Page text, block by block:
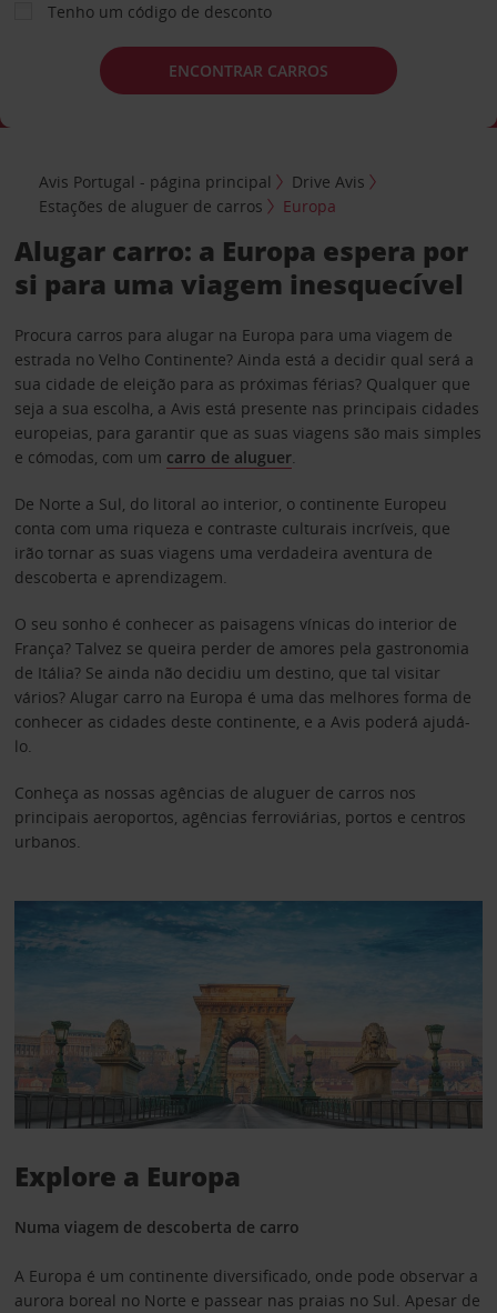
Tenho um código de desconto
ENCONTRAR CARROS
Avis Portugal - página principal
Drive Avis
Estações de aluguer de carros
Europa
Alugar carro: a Europa espera por
si para uma viagem inesquecível
Procura carros para alugar na Europa para uma viagem de
estrada no Velho Continente? Ainda está a decidir qual será a
sua cidade de eleição para as próximas férias? Qualquer que
seja a sua escolha, a Avis está presente nas principais cidades
europeias, para garantir que as suas viagens são mais simples
e cómodas, com um carro de aluguer.
De Norte a Sul, do litoral ao interior, o continente Europeu
conta com uma riqueza e contraste culturais incríveis, que
irão tornar as suas viagens uma verdadeira aventura de
descoberta e aprendizagem.
O seu sonho é conhecer as paisagens vínicas do interior de
França? Talvez se queira perder de amores pela gastronomia
de Itália? Se ainda não decidiu um destino, que tal visitar
vários? Alugar carro na Europa é uma das melhores forma de
conhecer as cidades deste continente, e a Avis poderá ajudá-
lo.
Conheça as nossas agências de aluguer de carros nos
principais aeroportos, agências ferroviárias, portos e centros
urbanos.
Explore a Europa
Numa viagem de descoberta de carro
A Europa é um continente diversificado, onde pode observar a
aurora boreal no Norte e passear nas praias no Sul. Apesar de